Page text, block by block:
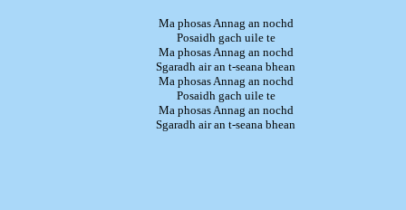
Ma phosas Annag an nochd
Posaidh gach uile te
Ma phosas Annag an nochd
Sgaradh air an t-seana bhean
Ma phosas Annag an nochd
Posaidh gach uile te
Ma phosas Annag an nochd
Sgaradh air an t-seana bhean